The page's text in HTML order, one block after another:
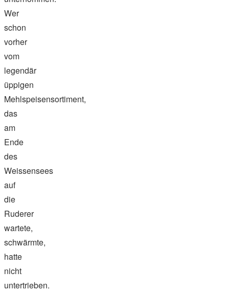
Wer
schon
vorher
vom
legendär
üppigen
Mehlspeisensortiment,
das
am
Ende
des
Weissensees
auf
die
Ruderer
wartete,
schwärmte,
hatte
nicht
untertrieben.